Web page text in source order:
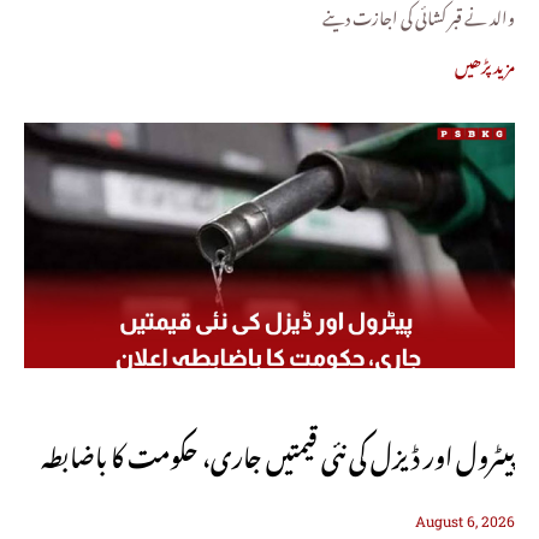
والد نے قبر کشائی کی اجازت دینے
مزید پڑھیں
پیٹرول اور ڈیزل کی نئی قیمتیں جاری، حکومت کا باضابطہ
August 6, 2026